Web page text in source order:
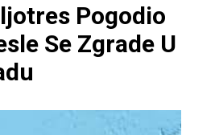
Pogodio
Se Zgrade U